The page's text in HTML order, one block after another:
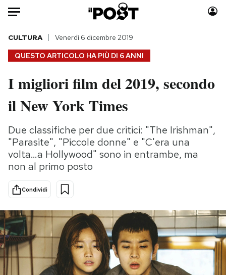
Auto
HOME
Italia
Politica
Tecnologia
Internet
Scienza
Cultura
Economia
Moda
Storie/Idee
Ok Boomer!
Media
PODCAST
QUESTO ARTICOLO HA PIÙ DI 6 ANNI
CULTURA Venerdì 6 dicembre 2019
I migliori film del 2019, secondo
il New York Times
Due classifiche per due critici: "The Irishman",
"Parasite", "Piccole donne" e "C'era una
volta…a Hollywood" sono in entrambe, ma
non al primo posto
Condividi